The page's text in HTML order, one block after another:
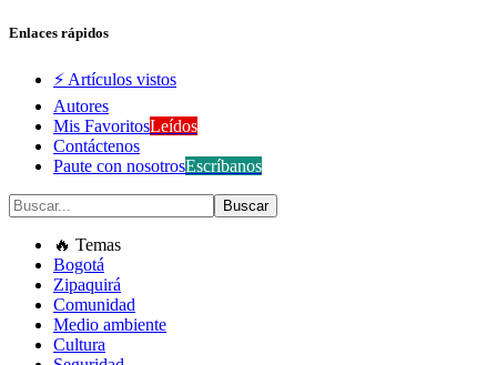
Enlaces rápidos
⚡️ Artículos vistos
Autores
Mis FavoritosLeídos
Contáctenos
Paute con nosotrosEscríbanos
🔥 Temas
Bogotá
Zipaquirá
Comunidad
Medio ambiente
Cultura